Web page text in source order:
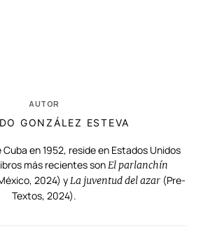
AUTOR
GONZÁLEZ ESTEVA
en 1952, reside en Estados Unidos
más recientes sonEl parlanchín
2024) yLa juventud del azar (Pre-
Textos, 2024).